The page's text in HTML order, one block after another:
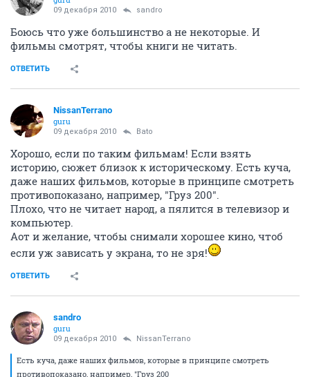
09 декабря 2010 sandro
Боюсь что уже большинство а не некоторые. И
фильмы смотрят, чтобы книги не читать.
ОТВЕТИТЬ
NissanTerrano
guru
09 декабря 2010 Bato
Хорошо, если по таким фильмам! Если взять
историю, сюжет близок к историческому. Есть куча,
даже наших фильмов, которые в принципе смотреть
противопоказано, например, "Груз 200".
Плохо, что не читает народ, а пялится в телевизор и
компьютер.
Аот и желание, чтобы снимали хорошее кино, чтоб
если уж зависать у экрана, то не зря!
ОТВЕТИТЬ
sandro
guru
09 декабря 2010 NissanTerrano
Есть куча, даже наших фильмов, которые в принципе смотреть
противопоказано, например, "Груз 200